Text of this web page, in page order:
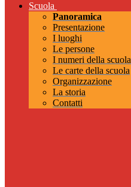
Scuola
Panoramica
Presentazione
I luoghi
Le persone
I numeri della scuola
Le carte della scuola
Organizzazione
La storia
Contatti